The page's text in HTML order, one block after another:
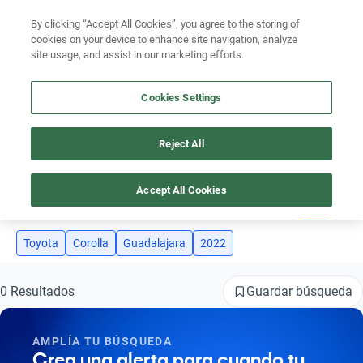
Ubicación
Encuentra el auto ideal para tu presupuesto
Simular plan a meses
AUTOS TOYOTA COROLLA AÑO 2022 GUADALAJARA
Busca por versión
Busca por año
Busca por modelo
Busca por versión
Toyota Corolla Guadalajara 2022
0 Resultados Guardar búsqueda
AMPLÍA TU BÚSQUEDA
By clicking “Accept All Cookies”, you agree to the storing of
cookies on your device to enhance site navigation, analyze
site usage, and assist in our marketing efforts.
Cookies Settings
Reject All
Accept All Cookies